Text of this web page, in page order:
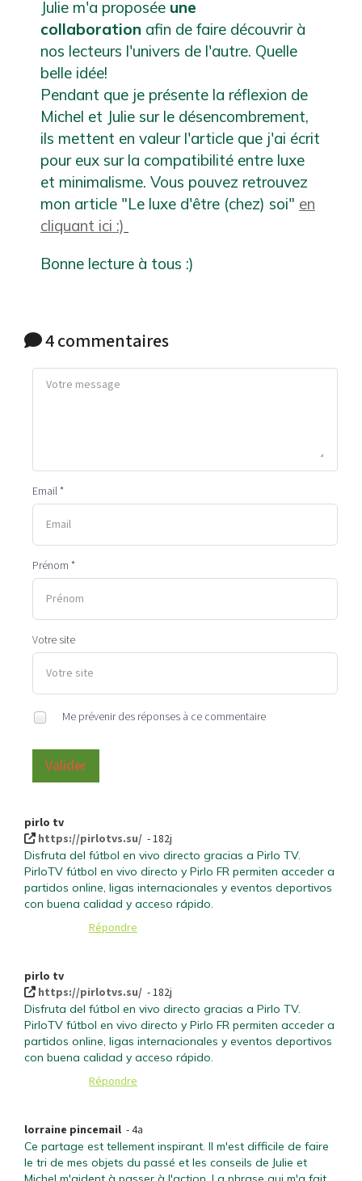
Julie m'a proposée une
collaboration afin de faire découvrir à
nos lecteurs l'univers de l'autre. Quelle
belle idée!
Pendant que je présente la réflexion de
Michel et Julie sur le désencombrement,
ils mettent en valeur l'article que j'ai écrit
pour eux sur la compatibilité entre luxe
et minimalisme. Vous pouvez retrouvez
mon article "Le luxe d'être (chez) soi" en
cliquant ici :)
Bonne lecture à tous :)
4 commentaires
Email *
Prénom *
Votre site
Me prévenir des réponses à ce commentaire
Valider
pirlo tv
https://pirlotvs.su/ - 182j
Disfruta del fútbol en vivo directo gracias a Pirlo TV.
PirloTV fútbol en vivo directo y Pirlo FR permiten acceder a
partidos online, ligas internacionales y eventos deportivos
con buena calidad y acceso rápido.
Répondre
pirlo tv
https://pirlotvs.su/ - 182j
Disfruta del fútbol en vivo directo gracias a Pirlo TV.
PirloTV fútbol en vivo directo y Pirlo FR permiten acceder a
partidos online, ligas internacionales y eventos deportivos
con buena calidad y acceso rápido.
Répondre
lorraine pincemail - 4a
Ce partage est tellement inspirant. Il m'est difficile de faire
le tri de mes objets du passé et les conseils de Julie et